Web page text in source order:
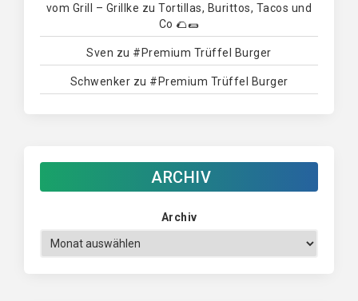
vom Grill – Grillke zuTortillas, Burittos, Tacos und
Co 🌮🌯
Sven zu #Premium Trüffel Burger
Schwenker zu #Premium Trüffel Burger
ARCHIV
Archiv